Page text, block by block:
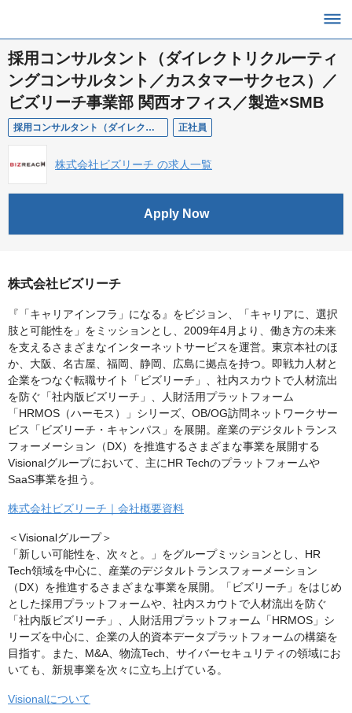
採用コンサルタント（ダイレクトリクルーティ
ングコンサルタント／カスタマーサクセス）／
ビズリーチ事業部 関西オフィス／製造×SMB
採用コンサルタント（ダイレクトリクルーティングコンサルタント／カスタマーサクセス）／ビズリーチ事業部 関西オフィス／製造×SMB 正社員
株式会社ビズリーチ の求人一覧
Apply Now
株式会社ビズリーチ
『「キャリアインフラ」になる』をビジョン、「キャリアに、選択
肢と可能性を」をミッションとし、2009年4月より、働き方の未来
を支えるさまざまなインターネットサービスを運営。東京本社のほ
か、大阪、名古屋、福岡、静岡、広島に拠点を持つ。即戦力人材と
企業をつなぐ転職サイト「ビズリーチ」、社内スカウトで人材流出
を防ぐ「社内版ビズリーチ」、人財活用プラットフォーム
「HRMOS（ハーモス）」シリーズ、OB/OG訪問ネットワークサー
ビス「ビズリーチ・キャンパス」を展開。産業のデジタルトランス
フォーメーション（DX）を推進するさまざまな事業を展開する
Visionalグループにおいて、主にHR Techのプラットフォームや
SaaS事業を担う。
株式会社ビズリーチ｜会社概要資料
＜Visionalグループ＞
「新しい可能性を、次々と。」をグループミッションとし、HR
Tech領域を中心に、産業のデジタルトランスフォーメーション
（DX）を推進するさまざまな事業を展開。「ビズリーチ」をはじめ
とした採用プラットフォームや、社内スカウトで人材流出を防ぐ
「社内版ビズリーチ」、人財活用プラットフォーム「HRMOS」シ
リーズを中心に、企業の人的資本データプラットフォームの構築を
目指す。また、M&A、物流Tech、サイバーセキュリティの領域にお
いても、新規事業を次々に立ち上げている。
Visionalについて